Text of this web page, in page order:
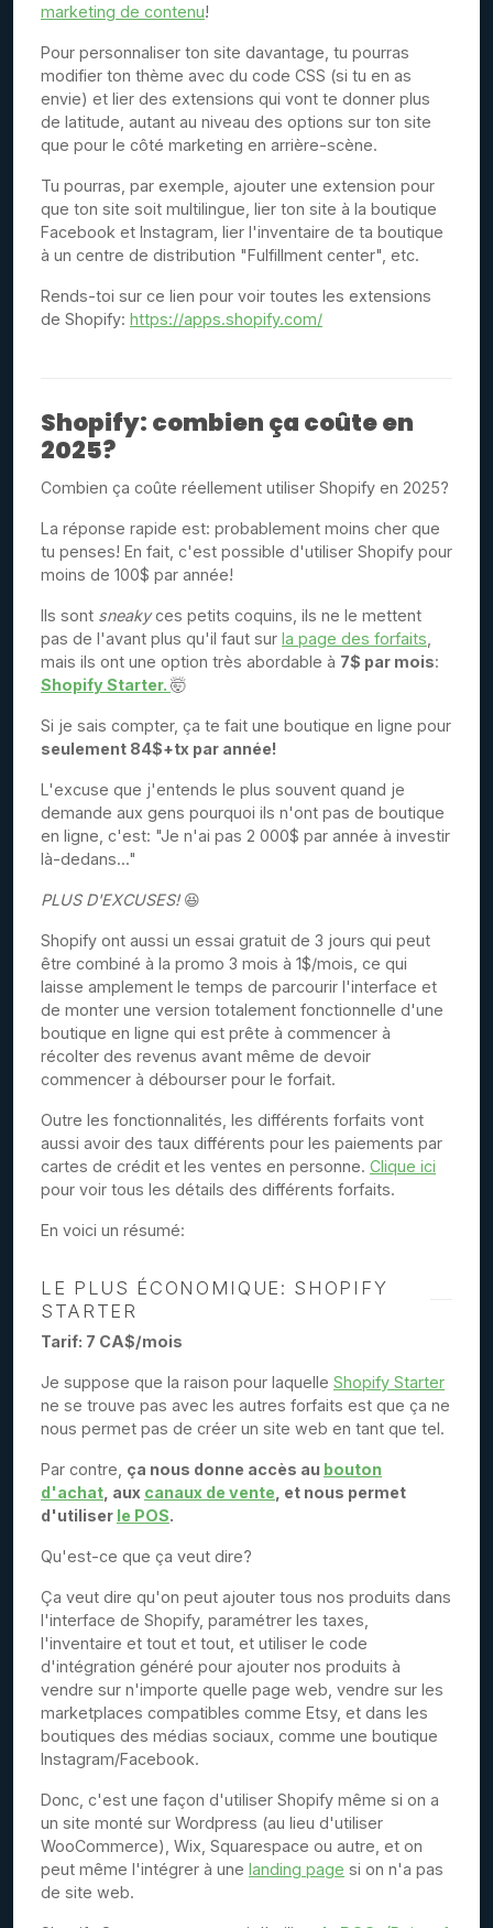
marketing de contenu!
Pour personnaliser ton site davantage, tu pourras
modifier ton thème avec du code CSS (si tu en as
envie) et lier des extensions qui vont te donner plus
de latitude, autant au niveau des options sur ton site
que pour le côté marketing en arrière-scène.
Tu pourras, par exemple, ajouter une extension pour
que ton site soit multilingue, lier ton site à la boutique
Facebook et Instagram, lier l'inventaire de ta boutique
à un centre de distribution "Fulfillment center", etc.
Rends-toi sur ce lien pour voir toutes les extensions
de Shopify: https://apps.shopify.com/
Shopify: combien ça coûte en
2025?
Combien ça coûte réellement utiliser Shopify en 2025?
La réponse rapide est: probablement moins cher que
tu penses! En fait, c'est possible d'utiliser Shopify pour
moins de 100$ par année!
Ils sont sneakyces petits coquins, ils ne le mettent
pas de l'avant plus qu'il faut sur la page des forfaits
mais ils ont une option très abordable à 7$ par mois:
Shopify Starter. 🤯
Si je sais compter, ça te fait une boutique en ligne pour
seulement 84$+tx par année!
L'excuse que j'entends le plus souvent quand je
demande aux gens pourquoi ils n'ont pas de boutique
en ligne, c'est: "Je n'ai pas 2 000$ par année à investir
là-dedans..."
PLUS D'EXCUSES!😆
Shopify ont aussi un essai gratuit de 3 jours qui peut
être combiné à la promo 3 mois à 1$/mois, ce qui
laisse amplement le temps de parcourir l'interface et
de monter une version totalement fonctionnelle d'une
boutique en ligne qui est prête à commencer à
récolter des revenus avant même de devoir
commencer à débourser pour le forfait.
Outre les fonctionnalités, les différents forfaits vont
aussi avoir des taux différents pour les paiements par
cartes de crédit et les ventes en personne. Clique ici
pour voir tous les détails des différents forfaits.
En voici un résumé:
LE PLUS ÉCONOMIQUE: SHOPIFY
STARTER
Tarif: 7 CA$/mois
Je suppose que la raison pour laquelle Shopify Starter
ne se trouve pas avec les autres forfaits est que ça ne
nous permet pas de créer un site web en tant que tel.
Par contre, ça nous donne accès au bouton
d'achat , aux canaux de vente , et nous permet
d'utiliser le POS.
Qu'est-ce que ça veut dire?
Ça veut dire qu'on peut ajouter tous nos produits dans
l'interface de Shopify, paramétrer les taxes,
l'inventaire et tout et tout, et utiliser le code
d'intégration généré pour ajouter nos produits à
vendre sur n'importe quelle page web, vendre sur les
marketplaces compatibles comme Etsy, et dans les
boutiques des médias sociaux, comme une boutique
Instagram/Facebook.
Donc, c'est une façon d'utiliser Shopify même si on a
un site monté sur Wordpress (au lieu d'utiliser
WooCommerce), Wix, Squarespace ou autre, et on
peut même l'intégrer à une landing page si on n'a pas
de site web.